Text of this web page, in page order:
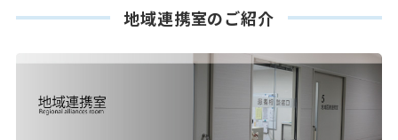
地域連携室のご紹介